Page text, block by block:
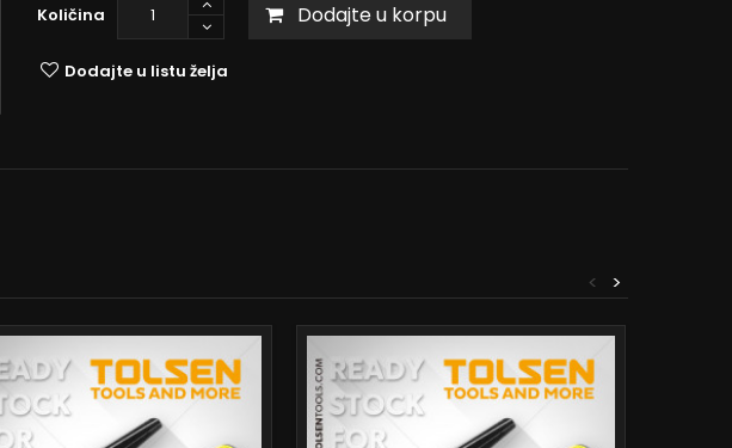
Količina Dodajte u korpu
Dodajte u listu želja
>
<